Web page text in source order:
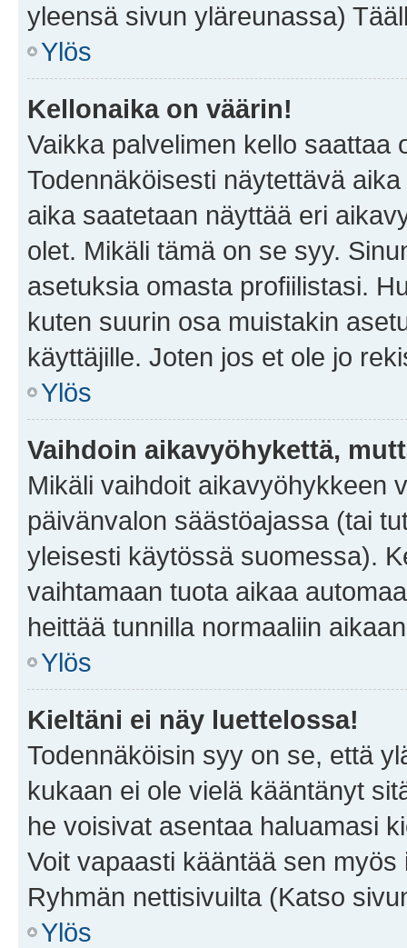
yleensä sivun yläreunassa)
Ylös
Kellonaika on väärin!
Vaikka palvelimen kello saattaa
Todennäköisesti näytettävä
aika saatetaan näyttää eri
olet. Mikäli tämä on se syy.
asetuksia omasta profiilistasi.
kuten suurin osa muistakin
käyttäjille. Joten jos et ole jo
Ylös
Vaihdoin aikavyöhykettä,
Mikäli vaihdoit aikavyöhykkeen
päivänvalon säästöajassa (tai
yleisesti käytössä suomessa).
vaihtamaan tuota aikaa
heittää tunnilla normaaliin
Ylös
Kieltäni ei näy luettelossa!
Todennäköisin syy on se, että
kukaan ei ole vielä kääntänyt
he voisivat asentaa haluamasi
Voit vapaasti kääntää sen
Ryhmän nettisivuilta (Katso
Ylös